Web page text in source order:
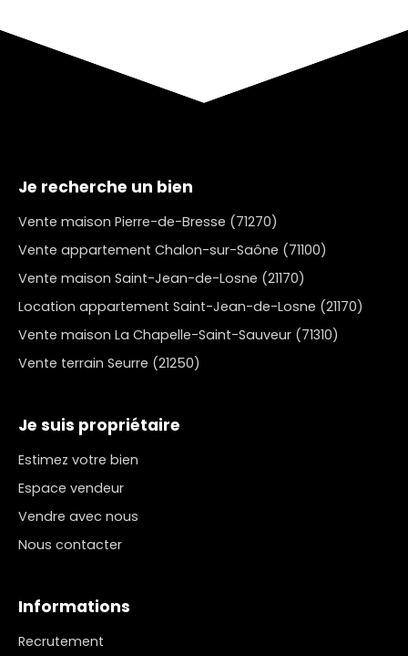
Je recherche un bien
Vente maison Pierre-de-Bresse (71270)
Vente appartement Chalon-sur-Saône (71100)
Vente maison Saint-Jean-de-Losne (21170)
Location appartement Saint-Jean-de-Losne (21170)
Vente maison La Chapelle-Saint-Sauveur (71310)
Vente terrain Seurre (21250)
Je suis propriétaire
Estimez votre bien
Espace vendeur
Vendre avec nous
Nous contacter
Informations
Recrutement